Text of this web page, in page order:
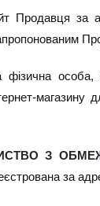
Продавця за
фізична
магазину
З
за